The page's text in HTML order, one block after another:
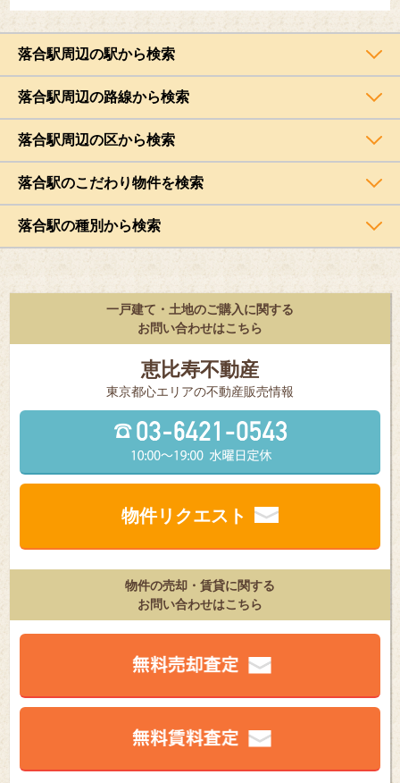
落合駅周辺の駅から検索
落合駅周辺の路線から検索
落合駅周辺の区から検索
落合駅のこだわり物件を検索
落合駅の種別から検索
一戸建て・土地のご購入に関する
お問い合わせはこちら
恵比寿不動産
東京都⼼エリアの不動産販売情報
物件リクエスト
物件の売却・賃貸に関する
お問い合わせはこちら